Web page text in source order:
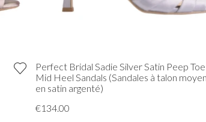
Perfect Bridal Sadie Silver Satin Peep Toe
Mid Heel Sandals (Sandales à talon moyen
en satin argenté)
€134.00